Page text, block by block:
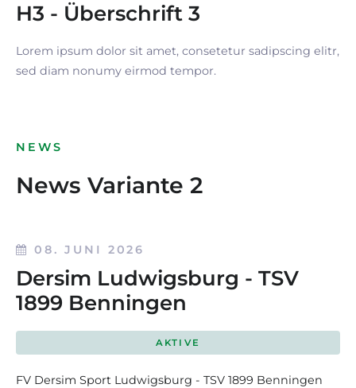
H3 - Überschrift 3
Lorem ipsum dolor sit amet, consetetur sadipscing elitr,
sed diam nonumy eirmod tempor.
NEWS
News Variante 2
08. JUNI 2026
Dersim Ludwigsburg - TSV
1899 Benningen
AKTIVE
FV Dersim Sport Ludwigsburg - TSV 1899 Benningen